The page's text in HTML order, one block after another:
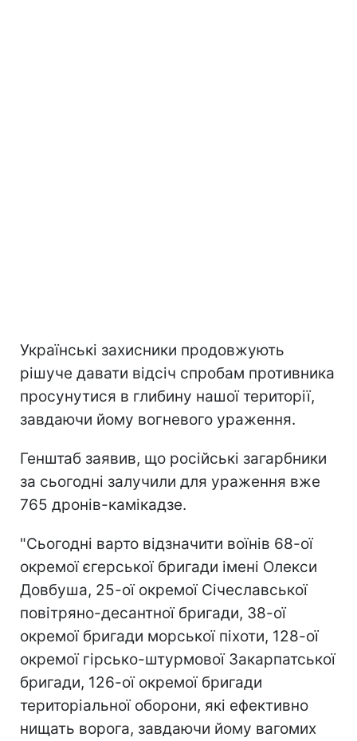
Українські захисники продовжують
рішуче давати відсіч спробам противника
просунутися в глибину нашої території,
завдаючи йому вогневого ураження.
Генштаб заявив, що російські загарбники
за сьогодні залучили для ураження вже
765 дронів-камікадзе.
"Сьогодні варто відзначити воїнів 68-ої
окремої єгерської бригади імені Олекси
Довбуша, 25-ої окремої Січеславської
повітряно-десантної бригади, 38-ої
окремої бригади морської піхоти, 128-ої
окремої гірсько-штурмової Закарпатської
бригади, 126-ої окремої бригади
територіальної оборони, які ефективно
нищать ворога, завдаючи йому вагомих